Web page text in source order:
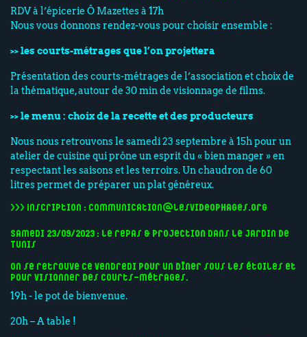
RDV à l’épicerie Ô Mazettes à 17h
Nous vous donnons rendez-vous pour choisir ensemble :
>> les courts-métrages que l’on projettera
Présentation des courts-métrages de l’association et choix de
la thématique, autour de 30 min de visionnage de films.
>> le menu : choix de la recette et des producteurs
Nous nous retrouvons le samedi 23 septembre à 15h pour un
atelier de cuisine qui prône un esprit du « bien manger » en
respectant les saisons et les terroirs. Un chaudron de 60
litres permet de préparer un plat généreux.
>>> Inscription : communication@lesvideophages.org
Samedi 23/09/2023 : le repas & projection dans le jardin de
Tunis
On se retrouve ce vendredi pour un dîner sous les étoiles et
pour visionner des courts-métrages.
19h - le pot de bienvenue.
20h – A table !